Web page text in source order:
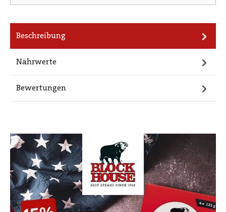
Beschreibung
Nährwerte
Bewertungen